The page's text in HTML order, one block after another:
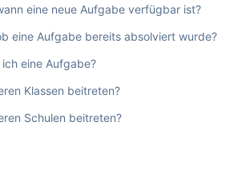
eine neue Aufgabe verfügbar ist?
eine Aufgabe bereits absolviert wurde?
eine Aufgabe?
Klassen beitreten?
Schulen beitreten?